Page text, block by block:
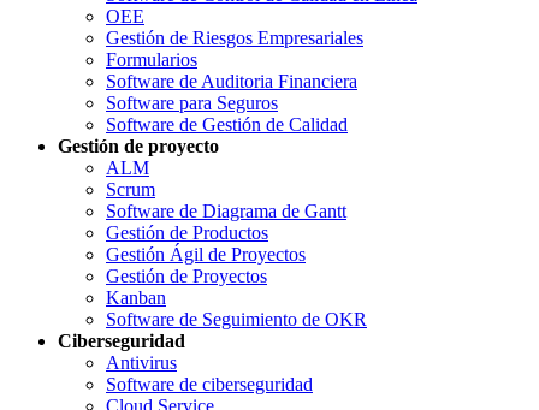
OEE
Gestión de Riesgos Empresariales
Formularios
Software de Auditoria Financiera
Software para Seguros
Software de Gestión de Calidad
Gestión de proyecto
ALM
Scrum
Software de Diagrama de Gantt
Gestión de Productos
Gestión Ágil de Proyectos
Gestión de Proyectos
Kanban
Software de Seguimiento de OKR
Ciberseguridad
Antivirus
Software de ciberseguridad